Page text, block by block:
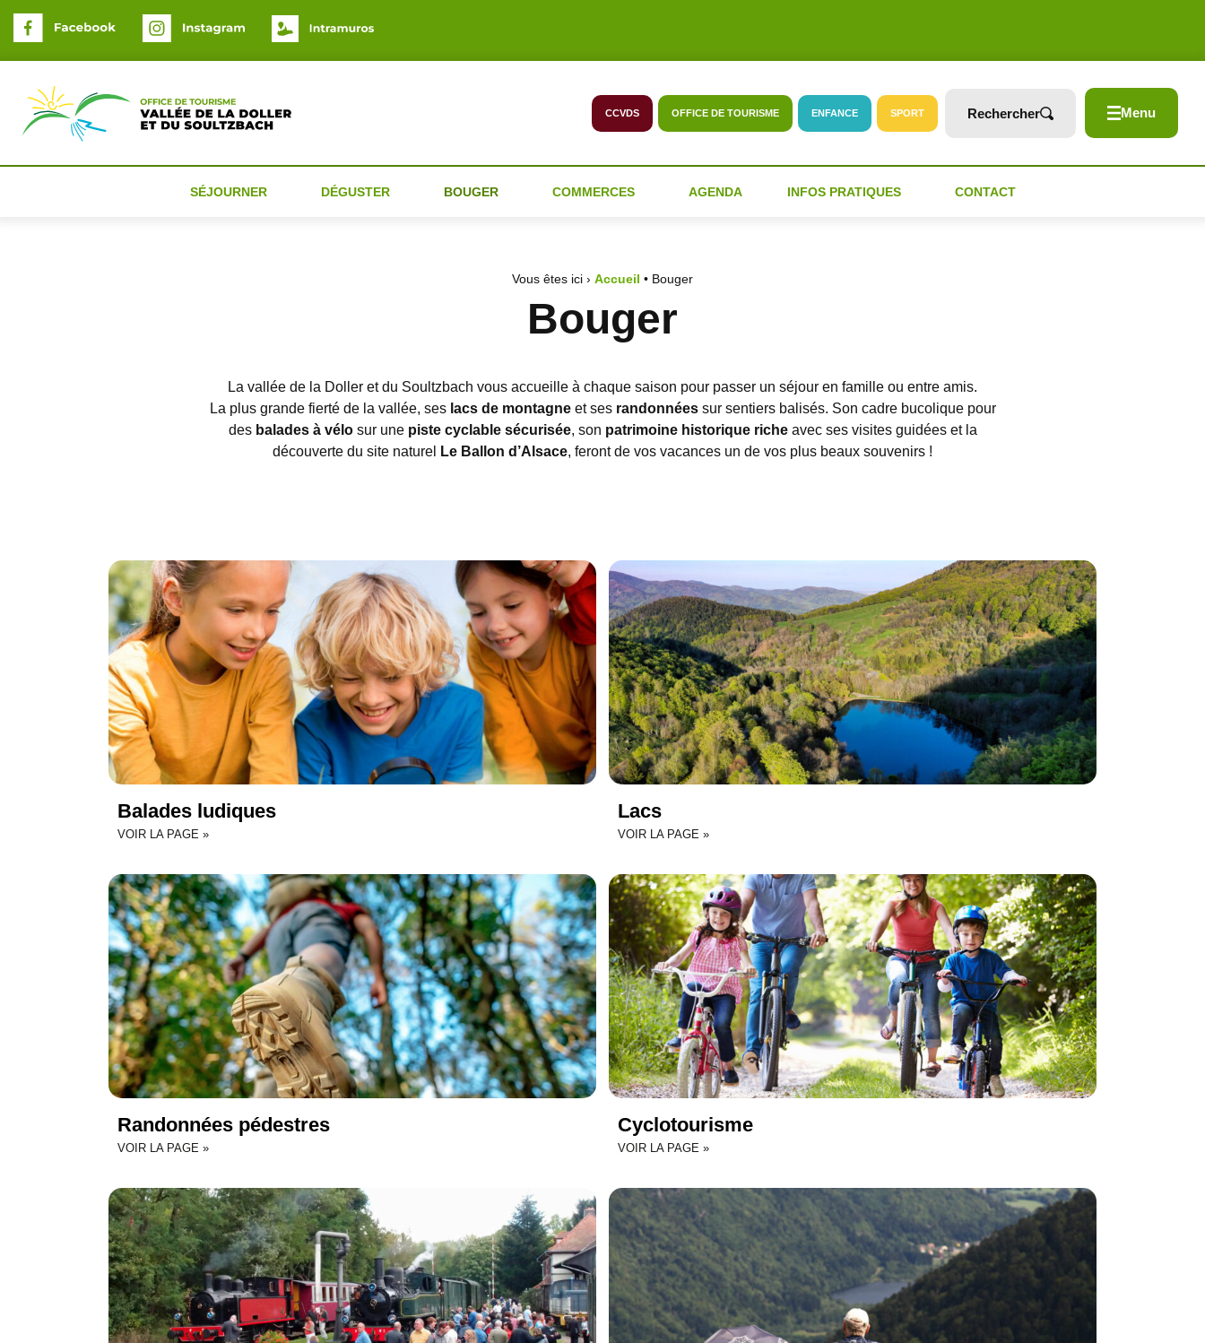
CCVDS OFFICE DE TOURISME ENFANCE SPORT Rechercher Menu
SÉJOURNER DÉGUSTER BOUGER COMMERCES AGENDA INFOS PRATIQUES CONTACT
Vous êtes ici › Accueil • Bouger
Bouger
La vallée de la Doller et du Soultzbach vous accueille à chaque saison pour passer un séjour en famille ou entre amis.
La plus grande fierté de la vallée, seslacs de montagneet ses randonnéessur sentiers balisés. Son cadre bucolique pour
des balades à vélosur une piste cyclable sécurisée, son patrimoine historique richeavec ses visites guidées et la
découverte du site naturel
Le Ballon d’Alsace, feront de vos vacances un de vos plus beaux souvenirs !
Balades ludiques
VOIR LA PAGE »
Lacs
VOIR LA PAGE »
Randonnées pédestres
VOIR LA PAGE »
Cyclotourisme
VOIR LA PAGE »
Panneau de gestion des cookies